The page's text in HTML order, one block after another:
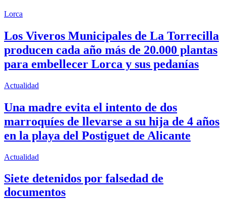
Lorca
Los Viveros Municipales de La Torrecilla
producen cada año más de 20.000 plantas
para embellecer Lorca y sus pedanías
Actualidad
Una madre evita el intento de dos
marroquíes de llevarse a su hija de 4 años
en la playa del Postiguet de Alicante
Actualidad
Siete detenidos por falsedad de
documentos